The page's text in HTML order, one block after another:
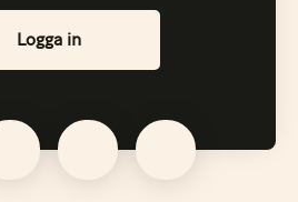
Logga in